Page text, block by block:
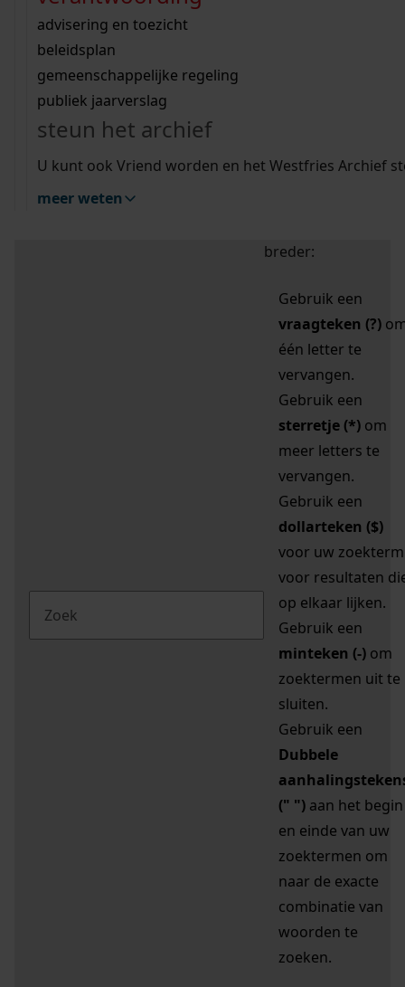
bouwvergunningen
omgevingsvergunningen
vergunningen
beeld en geluid
uitleg nodig?
Wij helpen u op weg met een aantal zoektips.
bekijk alle zoektips
Wij helpen u op weg met een aantal zoektips.
bekijk alle zoektips
bekijk ons geschiedenislokaal
advisering en toezicht
beleidsplan
gemeenschappelijke regeling
publiek jaarverslag
steun het archief
U kunt ook Vriend worden en het Westfries Archief
meer weten
zoektips
Mijn Studiezaal (inloggen)
uw zoekopdracht te
breder:
Gebruik een
vraagteken (?)
één letter te
vervangen.
Gebruik een
sterretje (*) om
meer letters te
vervangen.
Gebruik een
dollarteken ($)
voor uw zoekterm
voor resultaten
op elkaar lijken.
Gebruik een
minteken (-) om
zoektermen uit te
sluiten.
Gebruik een
Dubbele
(" ") aan het begin
en einde van uw
zoektermen om
naar de exacte
combinatie van
woorden te
zoeken.